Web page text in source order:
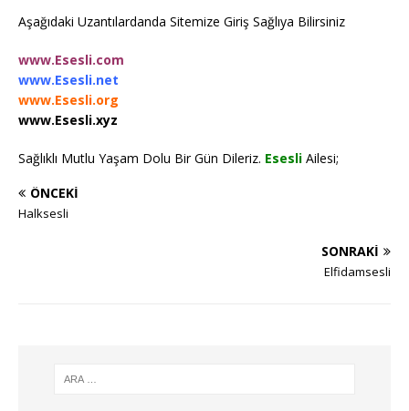
Aşağıdaki Uzantılardanda Sitemize Giriş Sağlıya Bilirsiniz
www.Esesli.com
www.Esesli.net
www.Esesli.org
www.Esesli.xyz
Sağlıklı Mutlu Yaşam Dolu Bir Gün Dileriz. Esesli Ailesi;
ÖNCEKI
Halksesli
SONRAKI
Elfidamsesli